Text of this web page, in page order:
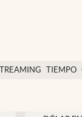
TIEMPO